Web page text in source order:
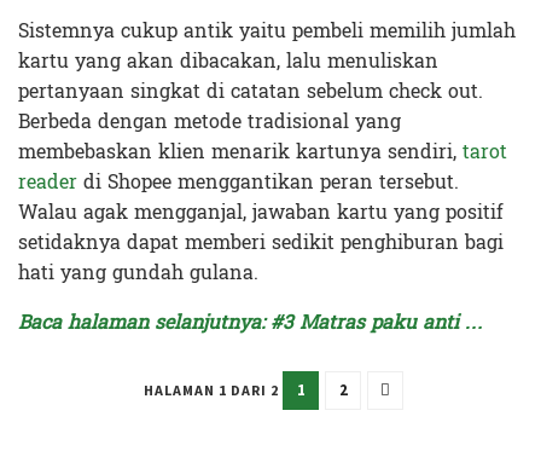
Sistemnya cukup antik yaitu pembeli memilih jumlah
kartu yang akan dibacakan, lalu menuliskan
pertanyaan singkat di catatan sebelum check out.
Berbeda dengan metode tradisional yang
membebaskan klien menarik kartunya sendiri,tarot
readerdi Shopee menggantikan peran tersebut.
Walau agak mengganjal, jawaban kartu yang positif
setidaknya dapat memberi sedikit penghiburan bagi
hati yang gundah gulana.
Baca halaman selanjutnya: #3 Matras paku anti …
HALAMAN 1 DARI 2 1 2